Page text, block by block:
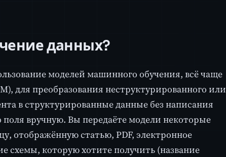
данных?
моделей машинного обучения, всё чаще
для преобразования неструктурированного или
в структурированные данные без написания
поля вручную. Вы передаёте модели некоторые
отображённую статью, PDF, электронное
схемы, которую хотите получить (название